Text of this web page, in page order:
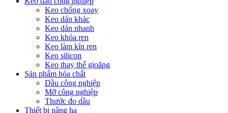
Keo chống xoay
Keo dán khác
Keo dán nhanh
Keo khóa ren
Keo làm kín ren
Keo silicon
Keo thay thế gioăng
Sản phẩm hóa chất
Dầu công nghiệp
Mỡ công nghiệp
Thước đo dầu
Thiết bị nâng hạ